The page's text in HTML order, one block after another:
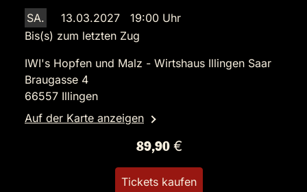
SA.
13.03.2027 19:00 Uhr
Bis(s) zum letzten Zug
IWI's Hopfen und Malz - Wirtshaus Illingen Saar
Braugasse 4
66557 Illingen
Auf der Karte anzeigen
89,90 €
Tickets kaufen